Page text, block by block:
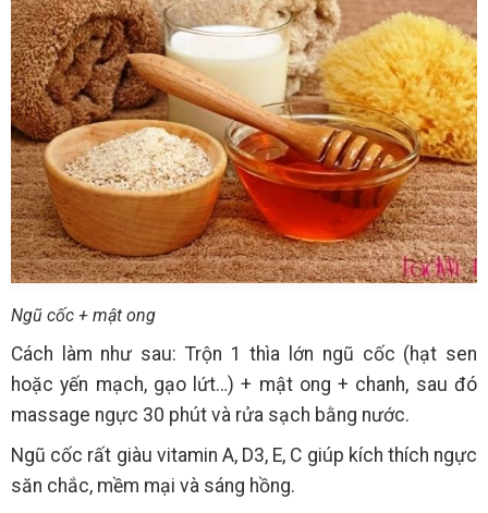
Ngũ cốc + mật ong
Cách làm như sau: Trộn 1 thìa lớn ngũ cốc (hạt sen
hoặc yến mạch, gạo lứt…) + mật ong + chanh, sau đó
massage ngực 30 phút và rửa sạch bằng nước.
Ngũ cốc rất giàu vitamin A, D3, E, C giúp kích thích ngực
săn chắc, mềm mại và sáng hồng.